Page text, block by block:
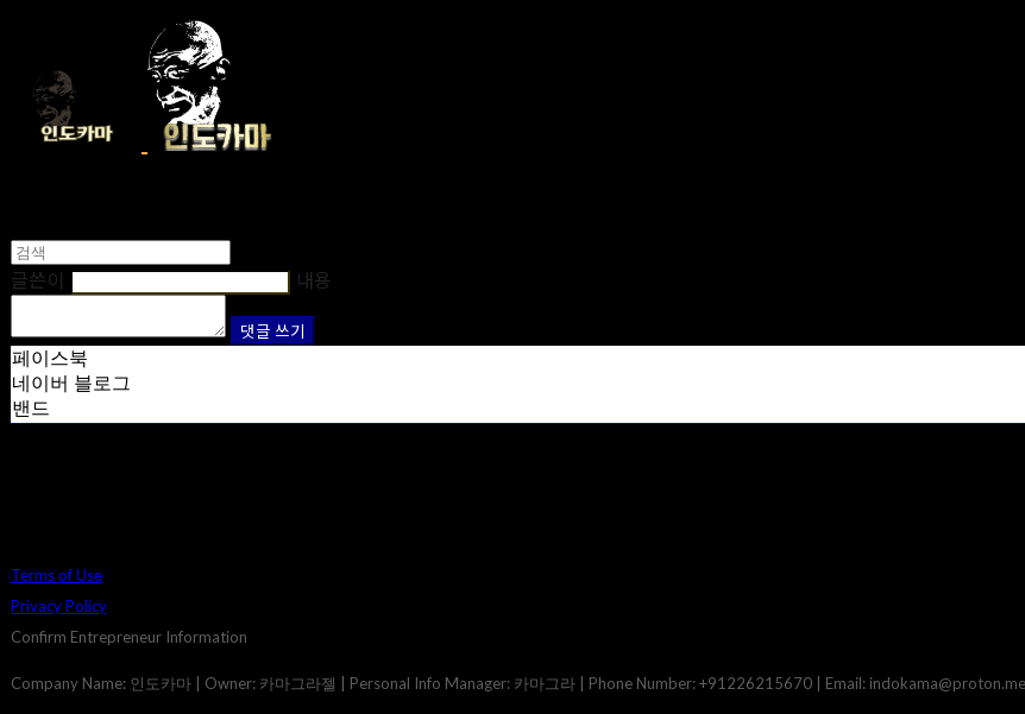
글쓴이 내용
댓글 쓰기
페이스북
네이버 블로그
밴드
Terms of Use
Privacy Policy
Confirm Entrepreneur Information
Company Name: 인도카마 | Owner: 카마그라젤 | Personal Info Manager: 카마그라 | Phone Number: +91226215670 | Email: indokama@proton.me